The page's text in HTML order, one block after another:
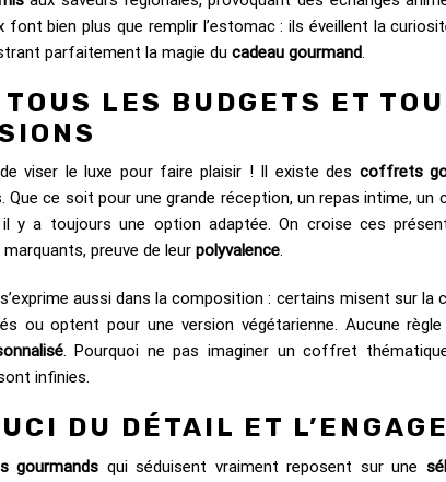
font bien plus que remplir l’estomac : ils éveillent la
parfaitement la magie du cadeau gourmand
TOUS LES BUDGETS ET
viser le luxe pour faire plaisir ! Il existe des coffrets
Que ce soit pour une grande réception, un repas intime, un
y a toujours une option adaptée. On croise ces
preuve de leur polyvalence.
aussi dans la composition : certains misent sur la
ou optent pour une version végétarienne. Aucune
. Pourquoi ne pas imaginer un coffret
infinies.
DU DÉTAIL ET
gourmands qui séduisent vraiment reposent sur une